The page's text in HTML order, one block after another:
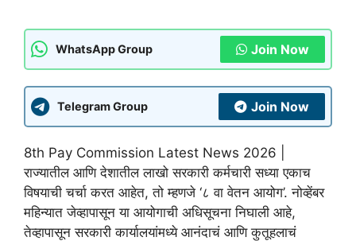
WhatsApp Group Join Now
Telegram Group Join Now
8th Pay Commission Latest News 2026 |
राज्यातील आणि देशातील लाखो सरकारी कर्मचारी सध्या एकाच
विषयाची चर्चा करत आहेत, तो म्हणजे ‘८ वा वेतन आयोग’. नोव्हेंबर
महिन्यात जेव्हापासून या आयोगाची अधिसूचना निघाली आहे,
तेव्हापासून सरकारी कार्यालयांमध्ये आनंदाचं आणि कुतूहलाचं